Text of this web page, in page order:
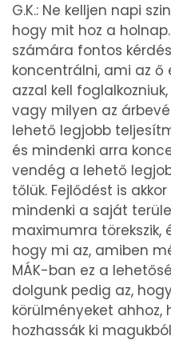
G.K.: Ne kelljen napi
hogy mit hoz a
számára fontos
koncentrálni, ami az ő
azzal kell
vagy milyen az
lehető legjobb
és mindenki arra
vendég a lehető
tőlük. Fejlődést is
mindenki a saját
maximumra törekszik,
hogy mi az, amiben
MÁK-ban ez a
dolgunk pedig az,
körülményeket
hozhassák ki